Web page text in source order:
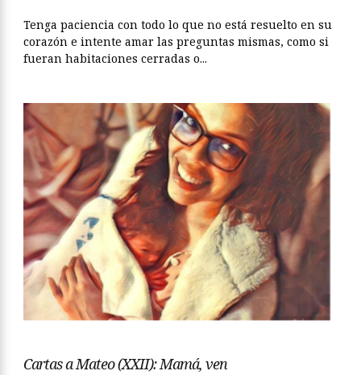
Tenga paciencia con todo lo que no está resuelto en su
corazón e intente amar las preguntas mismas, como si
fueran habitaciones cerradas o...
Cartas a Mateo (XXII): Mamá, ven